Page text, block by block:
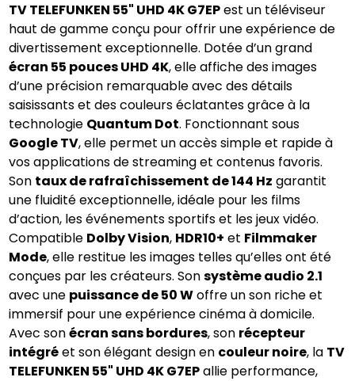
TV TELEFUNKEN 55" UHD 4K G7EP est un téléviseur
haut de gamme conçu pour offrir une expérience de
écran 55 pouces UHD 4K, elle affiche des images
d’une précision remarquable avec des détails
saisissants et des couleurs éclatantes grâce à la
technologie Quantum Dot
Google TV, elle permet un accès simple et rapide à
vos applications de streaming et contenus favoris.
Son taux de rafraîchissement de 144 Hz garantit
une fluidité exceptionnelle, idéale pour les films
d’action, les événements sportifs et les jeux vidéo.
Compatible Dolby Vision, HDR10+ et Filmmaker
Mode, elle restitue les images telles qu’elles ont été
conçues par les créateurs. Son système audio 2.1
avec une puissance de 50 W offre un son riche et
immersif pour une expérience cinéma à domicile.
Avec son écran sans bordures, son récepteur
intégré et son élégant design en couleur noire, la TV
TELEFUNKEN 55" UHD 4K G7EP allie performance,